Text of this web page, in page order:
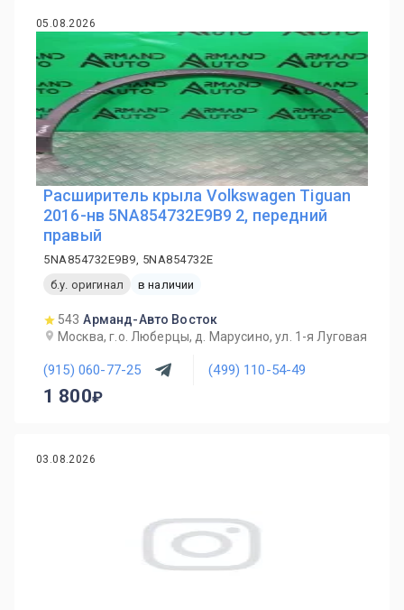
05.08.2026
Расширитель крыла Volkswagen Tiguan
2016-нв 5NA854732E9B9 2, передний
правый
5NA854732E9B9, 5NA854732E
б.у. оригинал
в наличии
543 Арманд-Авто Восток
Москва, г.о. Люберцы, д. Марусино, ул. 1-я Луговая
(915) 060-77-25 (499) 110-54-49
1 800
03.08.2026